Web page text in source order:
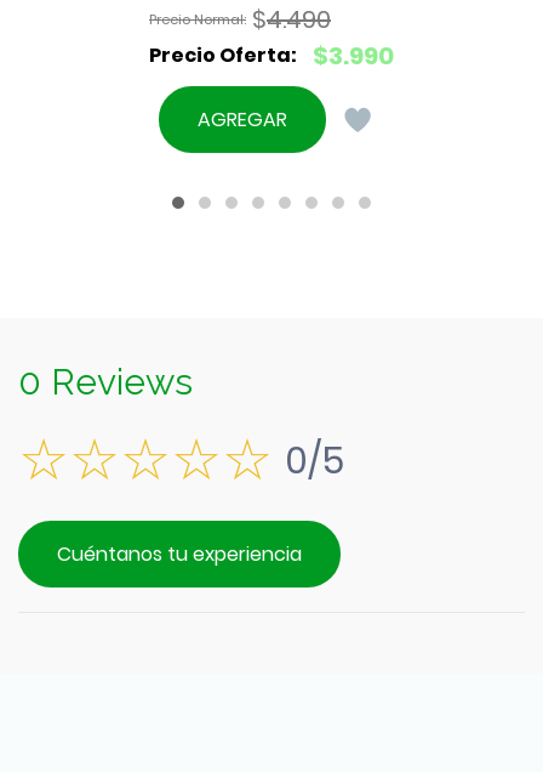
$4.490
El
precio
original
$3.990
El
precio
actual
$3.990.
AGREGAR
0 Reviews
0/5
Cuéntanos tu experiencia